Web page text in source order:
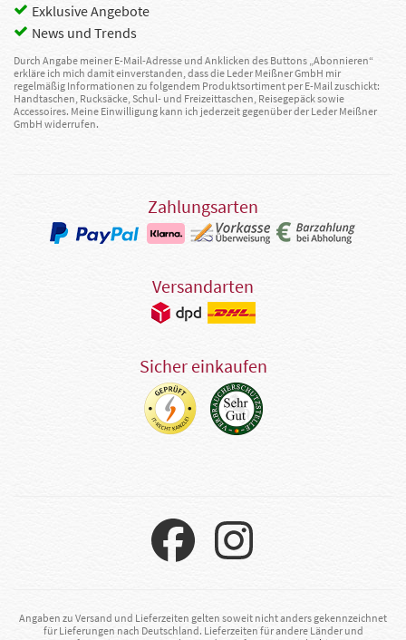
Exklusive Angebote
News und Trends
Durch Angabe meiner E-Mail-Adresse und Anklicken des Buttons „Abonnieren“
erkläre ich mich damit einverstanden, dass die Leder Meißner GmbH mir
regelmäßig Informationen zu folgendem Produktsortiment per E-Mail zuschickt:
Handtaschen, Rucksäcke, Schul- und Freizeittaschen, Reisegepäck sowie
Accessoires. Meine Einwilligung kann ich jederzeit gegenüber der Leder Meißner
GmbH widerrufen.
Zahlungsarten
Versandarten
Sicher einkaufen
Angaben zu Versand und Lieferzeiten gelten soweit nicht anders gekennzeichnet
für Lieferungen nach Deutschland. Lieferzeiten für andere Länder und